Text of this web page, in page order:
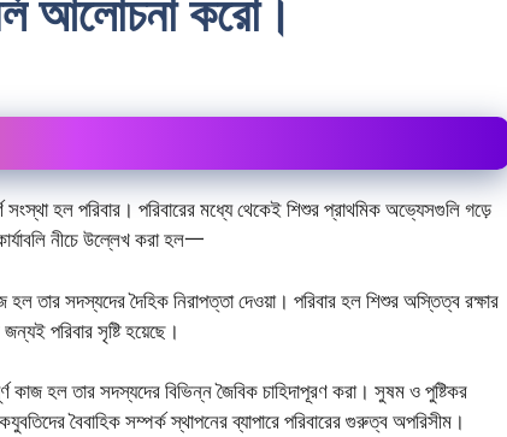
সংস্থা হল পরিবার। পরিবারের মধ্যে থেকেই শিশুর প্রাথমিক অভ্যেসগুলি গড়ে
নীচে উল্লেখ করা হল一
হল তার সদস্যদের দৈহিক নিরাপত্তা দেওয়া। পরিবার হল শিশুর অস্তিত্ব রক্ষার
পরিবার সৃষ্টি হয়েছে।
কাজ হল তার সদস্যদের বিভিন্ন জৈবিক চাহিদাপূরণ করা। সুষম ও পুষ্টিকর
বৈবাহিক সম্পর্ক স্থাপনের ব্যাপারে পরিবারের গুরুত্ব অপরিসীম।